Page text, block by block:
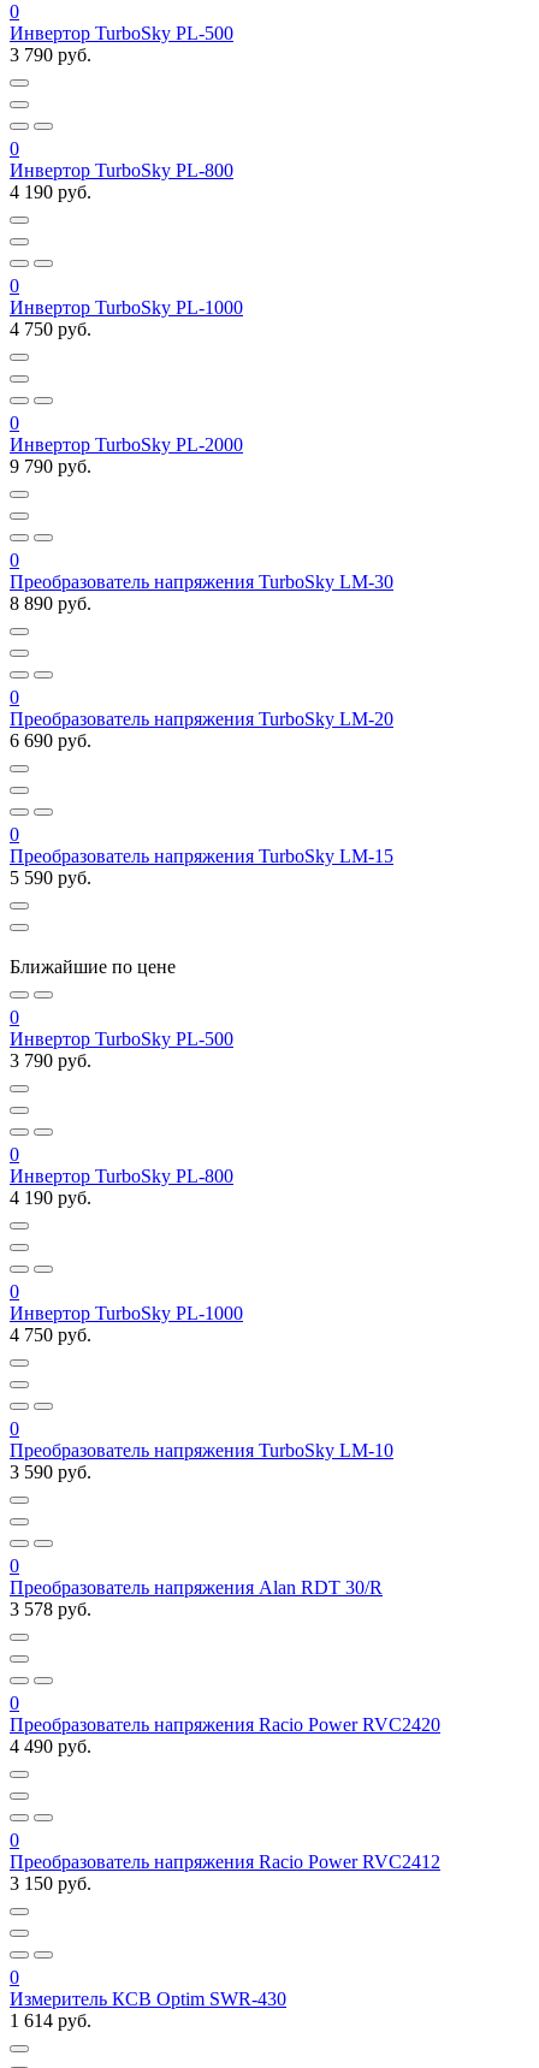
0
Инвертор TurboSky PL-500
3 790 руб.
0
Инвертор TurboSky PL-800
4 190 руб.
0
Инвертор TurboSky PL-1000
4 750 руб.
0
Инвертор TurboSky PL-2000
9 790 руб.
0
Преобразователь напряжения TurboSky LM-30
8 890 руб.
0
Преобразователь напряжения TurboSky LM-20
6 690 руб.
0
Преобразователь напряжения TurboSky LM-15
5 590 руб.
Ближайшие по цене
0
Инвертор TurboSky PL-500
3 790 руб.
0
Инвертор TurboSky PL-800
4 190 руб.
0
Инвертор TurboSky PL-1000
4 750 руб.
0
Преобразователь напряжения TurboSky LM-10
3 590 руб.
0
Преобразователь напряжения Alan RDT 30/R
3 578 руб.
0
Преобразователь напряжения Racio Power RVC2420
4 490 руб.
0
Преобразователь напряжения Racio Power RVC2412
3 150 руб.
0
Измеритель КСВ Optim SWR-430
1 614 руб.